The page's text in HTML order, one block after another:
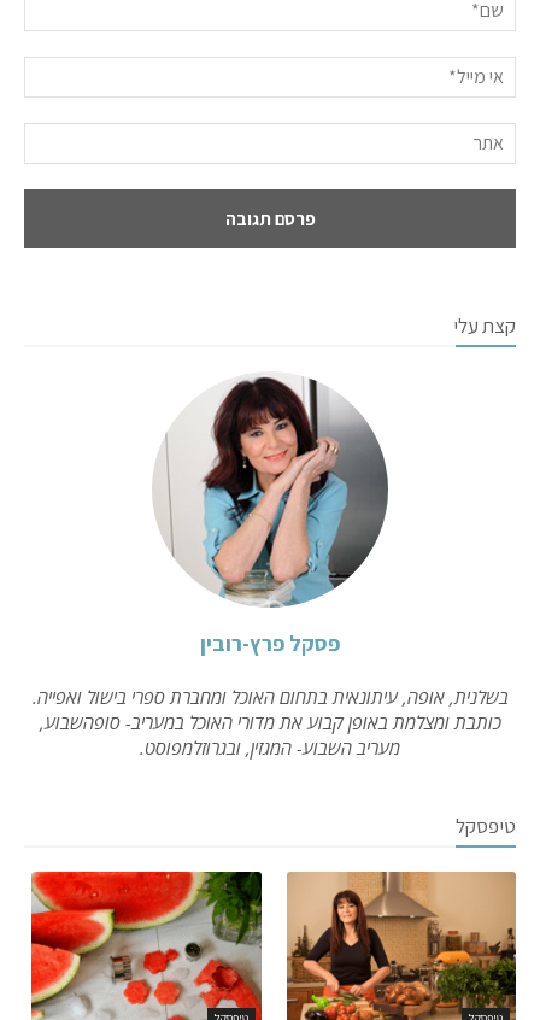
קצת עלי
פסקל פרץ-רובין
בשלנית, אופה, עיתונאית בתחום האוכל ומחברת ספרי בישול ואפייה.
כותבת ומצלמת באופן קבוע את מדורי האוכל במעריב- סופהשבוע,
מעריב השבוע- המגזין, ובגרוזלמפוסט.
טיפסקל